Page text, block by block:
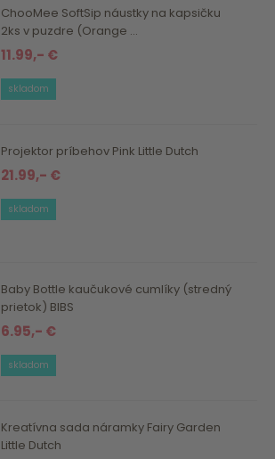
ChooMee SoftSip náustky na kapsičku
2ks v puzdre (Orange ...
11.99,- €
skladom
Projektor príbehov Pink Little Dutch
21.99,- €
skladom
Baby Bottle kaučukové cumlíky (stredný
prietok) BIBS
6.95,- €
skladom
Kreatívna sada náramky Fairy Garden
Little Dutch